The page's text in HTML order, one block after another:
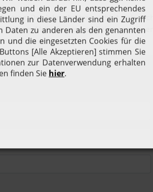
Der Jahresbeitrag richtet sich nach
Mithilfe unseres Beitragsrechners
lassen.